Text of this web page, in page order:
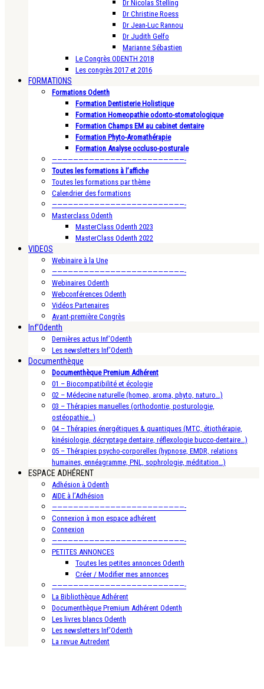
Dr Nicolas Stelling
Dr Christine Roess
Dr Jean-Luc Rannou
Dr Judith Gelfo
Marianne Sébastien
Le Congrès ODENTH 2018
Les congrès 2017 et 2016
FORMATIONS
Formations Odenth
Formation Dentisterie Holistique
Formation Homeopathie odonto-stomatologique
Formation Champs EM au cabinet dentaire
Formation Phyto-Aromathérapie
Formation Analyse occluso-posturale
—————————————————————————-
Toutes les formations à l’affiche
Toutes les formations par thème
Calendrier des formations
—————————————————————————-
Masterclass Odenth
MasterClass Odenth 2023
MasterClass Odenth 2022
VIDEOS
Webinaire à la Une
—————————————————————————-
Webinaires Odenth
Webconférences Odenth
Vidéos Partenaires
Avant-première Congrès
Inf’Odenth
Dernières actus Inf’Odenth
Les newsletters Inf’Odenth
Documenthèque
Documenthèque Premium Adhérent
01 – Biocompatibilité et écologie
02 – Médecine naturelle (homeo, aroma, phyto, naturo…)
03 – Thérapies manuelles (orthodontie, posturologie,
ostéopathie…)
04 – Thérapies énergétiques & quantiques (MTC, étiothérapie,
kinésiologie, décryptage dentaire, réflexologie bucco-dentaire…)
05 – Thérapies psycho-corporelles (hypnose, EMDR, relations
humaines, ennéagramme, PNL, sophrologie, méditation…)
ESPACE ADHÉRENT
Adhésion à Odenth
AIDE à l’Adhésion
—————————————————————————-
Connexion à mon espace adhérent
Connexion
—————————————————————————-
PETITES ANNONCES
Toutes les petites annonces Odenth
Créer / Modifier mes annonces
—————————————————————————-
La Bibliothèque Adhérent
Documenthèque Premium Adhérent Odenth
Les livres blancs Odenth
Les newsletters Inf’Odenth
La revue Autredent